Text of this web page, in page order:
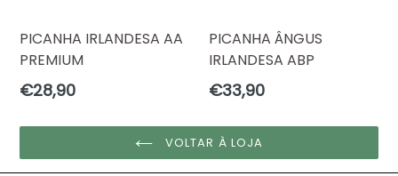
PICANHA IRLANDESA AA
PREMIUM
Preço
normal
€28,90
PICANHA ÂNGUS
IRLANDESA ABP
Preço
normal
€33,90
VOLTAR À LOJA